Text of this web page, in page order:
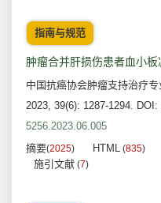
指南与规范
肿瘤合并肝损伤患者血小
中国抗癌协会肿瘤支持治疗
2023, 39(6): 1287-1294. DOI:
5256.2023.06.005
摘要(2025) HTML (835)
施引文献 (7)